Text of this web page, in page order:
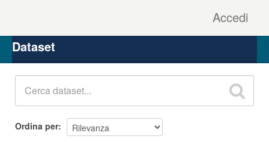
Accedi
Organizzazioni
Gruppi
Dataset
Ordina per